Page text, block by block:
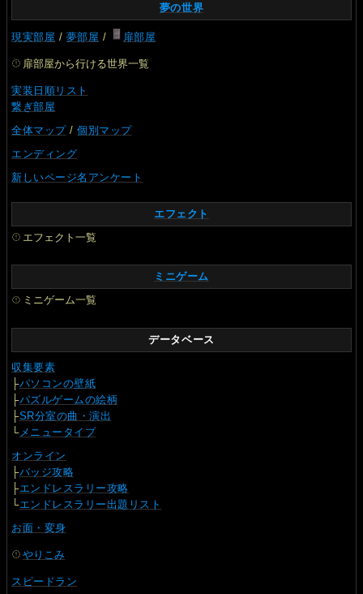
夢の世界
現実部屋 / 夢部屋 / 扉部屋
扉部屋から行ける世界一覧
実装日順リスト
繋ぎ部屋
全体マップ/個別マップ
エンディング
新しいページ名アンケート
エフェクト
エフェクト一覧
ミニゲーム
ミニゲーム一覧
データベース
収集要素
├パソコンの壁紙
├パズルゲームの絵柄
├SR分室の曲・演出
└メニュータイプ
オンライン
├バッジ攻略
├エンドレスラリー攻略
└エンドレスラリー出題リスト
お面・変身
やりこみ
スピードラン